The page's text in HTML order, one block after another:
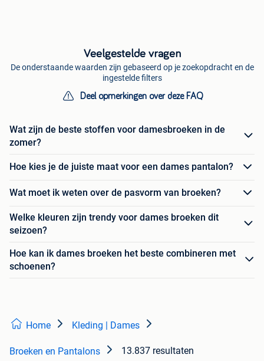
Veelgestelde vragen
De onderstaande waarden zijn gebaseerd op je zoekopdracht en de
ingestelde filters
Deel opmerkingen over deze FAQ
Wat zijn de beste stoffen voor damesbroeken in de
zomer?
Hoe kies je de juiste maat voor een dames pantalon?
Wat moet ik weten over de pasvorm van broeken?
Welke kleuren zijn trendy voor dames broeken dit
seizoen?
Hoe kan ik dames broeken het beste combineren met
schoenen?
Home Kleding | Dames
Broeken en Pantalons 13.837 resultaten